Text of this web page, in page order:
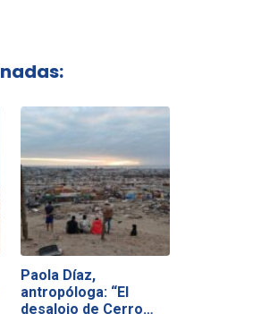
Paola Díaz,
antropóloga: “El
desalojo de Cerro